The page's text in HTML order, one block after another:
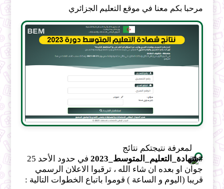
مرحبا بكم معنا في موقع التعليم الجزائري
لمعرفة نتيجتكم نتائج
#شهادة_التعليم_المتوسط_2023
في حدود الأحد 25
جوان او بعده ان شاء الله ، ترقبوا الاعلان الرسمي
قريبا (اليوم و الساعة ) قوموا باتباع الخطوات التالية :